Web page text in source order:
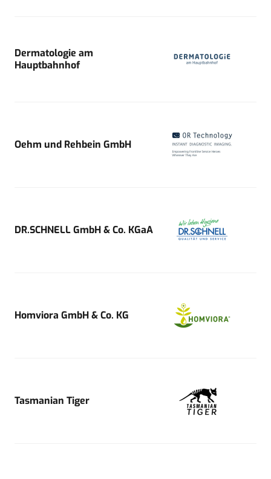
Dermatologie am
Hauptbahnhof
Oehm und Rehbein GmbH
DR.SCHNELL GmbH & Co. KGaA
Homviora GmbH & Co. KG
Tasmanian Tiger